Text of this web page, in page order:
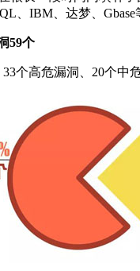
、IBM、达梦、
59个
个高危漏洞、20个中